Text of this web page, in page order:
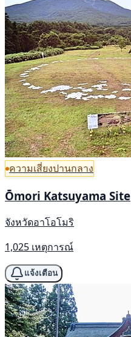
ความเสี่ยงปานกลาง
Ōmori Katsuyama Site
จังหวัดอาโอโมริ
1,025 เหตุการณ์
แจ้งเตือน